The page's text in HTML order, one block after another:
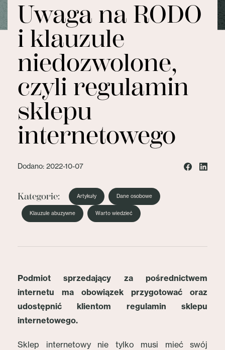
Uwaga na RODO
i klauzule
niedozwolone,
czyli regulamin
sklepu
internetowego
Dodano: 2022-10-07
Kategorie: Artykuły Dane osobowe
Klauzule abuzywne Warto wiedzieć
Podmiot sprzedający za pośrednictwem
internetu ma obowiązek przygotować oraz
udostępnić klientom regulamin sklepu
internetowego.
Sklep internetowy nie tylko musi mieć swój